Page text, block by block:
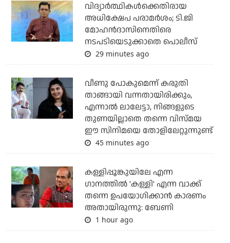
വിദ്യാര്‍ത്ഥികള്‍ക്കെതിരായ
അധിക്ഷേപ പരാമര്‍ശം; ടി.ജി
മോഹന്‍ദാസിനെതിരെ
നടപടിയെടുക്കാതെ പൊലീസ്
29 minutes ago
വീണു പോകുമെന്ന് കരുതി
താങ്ങായി വന്നതായിരിക്കും,
എന്നാല്‍ ലാലേട്ടാ, നിങ്ങളുടെ
തുണയില്ലാതെ തന്നെ വിസ്മയ
ഈ സിനിമയെ തോളിലേറ്റുന്നുണ്ട്
45 minutes ago
കള്ളിപ്പൂങ്കുയിലേ എന്ന
ഗാനത്തിൽ 'കള്ളി' എന്ന വാക്ക്
തന്നെ ഉപയോഗിക്കാൻ കാരണം
അതായിരുന്നു: ബേണി
1 hour ago